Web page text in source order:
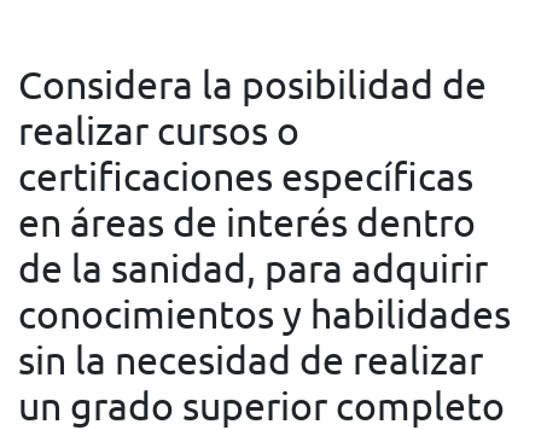
Considera la posibilidad de
realizar cursos o
certificaciones específicas
en áreas de interés dentro
de la sanidad, para adquirir
conocimientos y habilidades
sin la necesidad de realizar
un grado superior completo